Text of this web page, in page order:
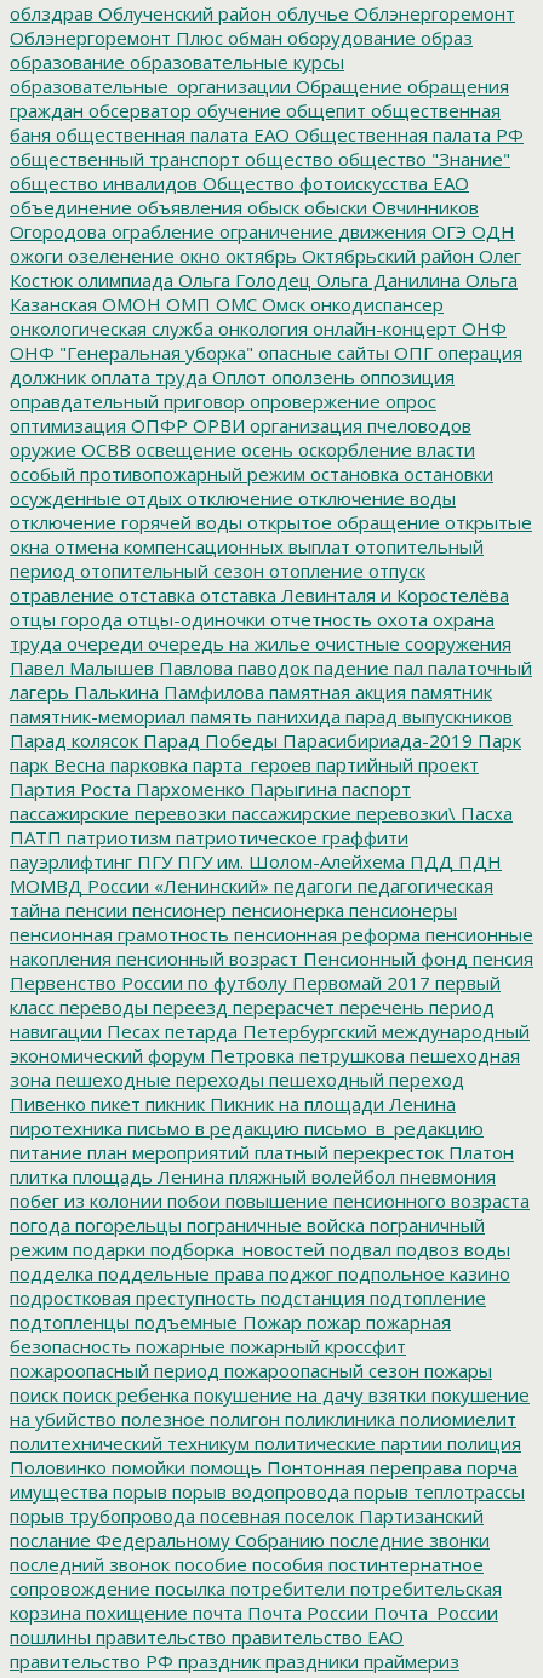
облздрав Облученский район облучье Облэнергоремонт
Облэнергоремонт Плюс обман оборудование образ
образование образовательные курсы
образовательные_организации Обращение обращения
граждан обсерватор обучение общепит общественная
баня общественная палата ЕАО Общественная палата РФ
общественный транспорт общество общество "Знание"
общество инвалидов Общество фотоискусства ЕАО
объединение объявления обыск обыски Овчинников
Огородова ограбление ограничение движения ОГЭ ОДН
ожоги озеленение окно октябрь Октябрьский район Олег
Костюк олимпиада Ольга Голодец Ольга Данилина Ольга
Казанская ОМОН ОМП ОМС Омск онкодиспансер
онкологическая служба онкология онлайн-концерт ОНФ
ОНФ "Генеральная уборка" опасные сайты ОПГ операция
должник оплата труда Оплот оползень оппозиция
оправдательный приговор опровержение опрос
оптимизация ОПФР ОРВИ организация пчеловодов
оружие ОСВВ освещение осень оскорбление власти
особый противопожарный режим остановка остановки
осужденные отдых отключение отключение воды
отключение горячей воды открытое обращение открытые
окна отмена компенсационных выплат отопительный
период отопительный сезон отопление отпуск
отравление отставка отставка Левинталя и Коростелёва
отцы города отцы-одиночки отчетность охота охрана
труда очереди очередь на жилье очистные сооружения
Павел Малышев Павлова паводок падение пал палаточный
лагерь Палькина Памфилова памятная акция памятник
памятник-мемориал память панихида парад выпускников
Парад колясок Парад Победы Парасибириада-2019 Парк
парк Весна парковка парта_героев партийный проект
Партия Роста Пархоменко Парыгина паспорт
пассажирские перевозки пассажирские перевозки\ Пасха
ПАТП патриотизм патриотическое граффити
пауэрлифтинг ПГУПГУ им. Шолом-Алейхема ПДД ПДН
МОМВД России «Ленинский» педагоги педагогическая
тайна пенсии пенсионер пенсионерка пенсионеры
пенсионная грамотность пенсионная реформа пенсионные
накопления пенсионный возраст Пенсионный фонд пенсия
Первенство России по футболу Первомай 2017 первый
класс переводы переезд перерасчет перечень период
навигации Песах петарда Петербургский международный
экономический форум Петровка петрушкова пешеходная
зона пешеходные переходы пешеходный переход
Пивенко пикет пикник Пикник на площади Ленина
пиротехника письмо в редакцию письмо_в_редакцию
питание план мероприятий платный перекресток Платон
плитка площадь Ленина пляжный волейбол пневмония
побег из колонии побои повышение пенсионного возраста
погода погорельцы пограничные войска пограничный
режим подарки подборка_новостей подвал подвоз воды
подделка поддельные права поджог подпольное казино
подростковая преступность подстанция подтопление
подтопленцы подъемные Пожар пожар пожарная
безопасность пожарные пожарный кроссфит
пожароопасный период пожароопасный сезон пожары
поиск поиск ребенка покушение на дачу взятки покушение
на убийство полезное полигон поликлиника полиомиелит
политехнический техникум политические партии полиция
Половинко помойки помощь Понтонная переправа порча
имущества порыв порыв водопровода порыв теплотрассы
порыв трубопровода посевная поселок Партизанский
послание Федеральному Собранию последние звонки
последний звонок пособие пособия постинтернатное
сопровождение посылка потребители потребительская
корзина похищение почта Почта России Почта_России
пошлины правительство правительство ЕАО
правительство РФ праздник праздники праймериз